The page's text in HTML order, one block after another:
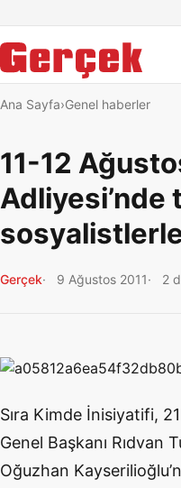
Ana Sayfa Genel haberler
11-12
Adliyesi’nde
Gerçek 9 Ağustos 2011 2
Sıra Kimde İnisiyatifi,
Genel Başkanı Rıdvan
Oğuzhan